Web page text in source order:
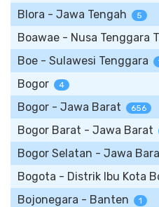
Blora - Jawa Tengah 5
Boawae - Nusa Tenggara
Boe - Sulawesi Tenggara
Bogor 4
Bogor - Jawa Barat 656
Bogor Barat - Jawa Barat
Bogor Selatan - Jawa
Bogota - Distrik Ibu Kota
Bojonegara - Banten 1